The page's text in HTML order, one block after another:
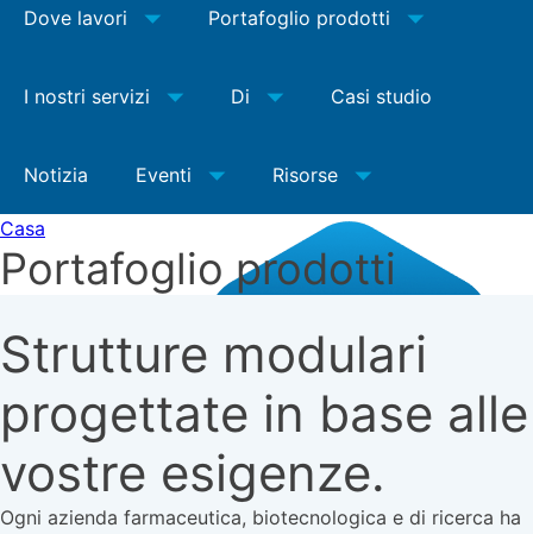
Dove lavori Portafoglio prodotti
I nostri servizi Di Casi studio
Notizia Eventi Risorse
Casa
Portafoglio prodotti
Strutture modulari
progettate in base alle
vostre esigenze.
Ogni azienda farmaceutica, biotecnologica e di ricerca ha